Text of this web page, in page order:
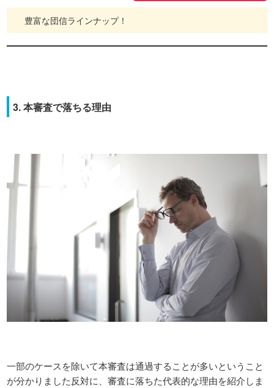
豊富な団信ラインナップ！
3. 本審査で落ちる理由
一部のケースを除いて本審査は通過することが多いということ
が分かりました反対に、審査に落ちた代表的な理由を紹介しま